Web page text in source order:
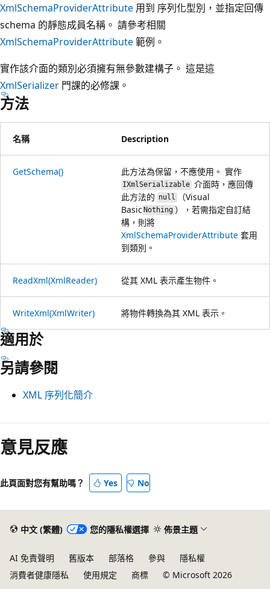
XmlSchemaProviderAttribute 用到 序列化型別，並指定回傳
schema 的靜態成員名稱。 請參考相關
XmlSchemaProviderAttribute範例。
實作該介面的類別必須擁有無參數建構子。 這是這
XmlSerializer 門課的必修課。
方法
名稱 Description
GetSchema() 此方法為保留，不應使用。 實作
IXmlSerializable 介面時，應回傳
此方法的 null （Visual
Basic Nothing ），若需指定自訂結
構，則將
XmlSchemaProviderAttribute 套用
到類別。
ReadXml(XmlReader) 從其 XML 表示產生物件。
WriteXml(XmlWriter) 將物件轉換為其 XML 表示。
適用於
另請參閱
XML 序列化簡介
閱
讀
模
已
意見反應
此頁面對您有幫助嗎？ Yes No
中文 (繁體) 您的隱私權選擇 佈景主題
AI 免責聲明 舊版本 部落格 參與
隱私權
消費者健康隱私
使用規定 商標 © Microsoft 2026